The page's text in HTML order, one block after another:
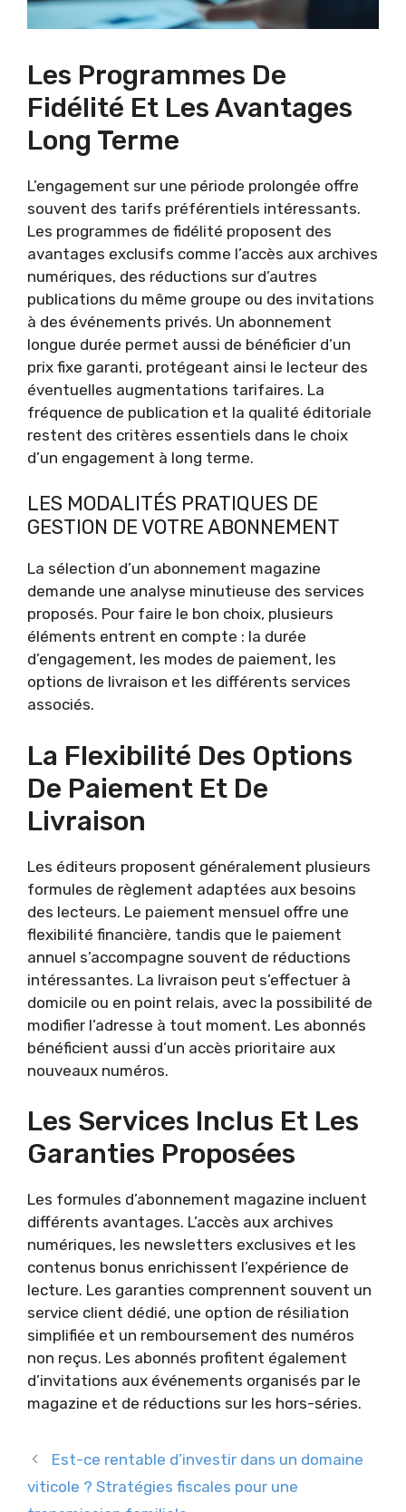
Les Programmes De
Fidélité Et Les Avantages
Long Terme
L’engagement sur une période prolongée offre
souvent des tarifs préférentiels intéressants.
Les programmes de fidélité proposent des
avantages exclusifs comme l’accès aux archives
numériques, des réductions sur d’autres
publications du même groupe ou des invitations
à des événements privés. Un abonnement
longue durée permet aussi de bénéficier d’un
prix fixe garanti, protégeant ainsi le lecteur des
éventuelles augmentations tarifaires. La
fréquence de publication et la qualité éditoriale
restent des critères essentiels dans le choix
d’un engagement à long terme.
LES MODALITÉS PRATIQUES DE
GESTION DE VOTRE ABONNEMENT
La sélection d’un abonnement magazine
demande une analyse minutieuse des services
proposés. Pour faire le bon choix, plusieurs
éléments entrent en compte : la durée
d’engagement, les modes de paiement, les
options de livraison et les différents services
associés.
La Flexibilité Des Options
De Paiement Et De
Livraison
Les éditeurs proposent généralement plusieurs
formules de règlement adaptées aux besoins
des lecteurs. Le paiement mensuel offre une
flexibilité financière, tandis que le paiement
annuel s’accompagne souvent de réductions
intéressantes. La livraison peut s’effectuer à
domicile ou en point relais, avec la possibilité de
modifier l’adresse à tout moment. Les abonnés
bénéficient aussi d’un accès prioritaire aux
nouveaux numéros.
Les Services Inclus Et Les
Garanties Proposées
Les formules d’abonnement magazine incluent
différents avantages. L’accès aux archives
numériques, les newsletters exclusives et les
contenus bonus enrichissent l’expérience de
lecture. Les garanties comprennent souvent un
service client dédié, une option de résiliation
simplifiée et un remboursement des numéros
non reçus. Les abonnés profitent également
d’invitations aux événements organisés par le
magazine et de réductions sur les hors-séries.
Est-ce rentable d’investir dans un domaine
viticole ? Stratégies fiscales pour une